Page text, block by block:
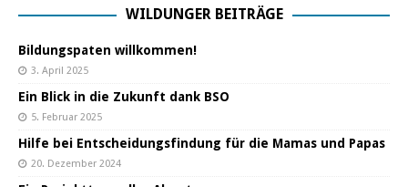
WILDUNGER BEITRÄGE
Bildungspaten willkommen!
3. April 2025
Ein Blick in die Zukunft dank BSO
5. Februar 2025
Hilfe bei Entscheidungsfindung für die Mamas und Papas
20. Dezember 2024